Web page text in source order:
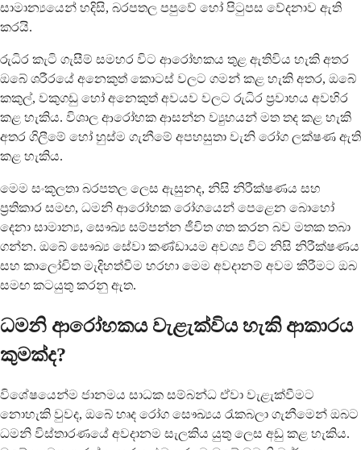
සාමාන්‍යයෙන් හදිසි, බරපතල පපුවේ හෝ පිටුපස වේදනාව ඇති
කරයි.
රුධිර කැටි ගැසීම් සමහර විට ආරෝහකය තුළ ඇතිවිය හැකි අතර
ඔබේ ශරීරයේ අනෙකුත් කොටස් වලට ගමන් කළ හැකි අතර, ඔබේ
කකුල්, වකුගඩු හෝ අනෙකුත් අවයව වලට රුධිර ප්‍රවාහය අවහිර
කළ හැකිය. විශාල ආරෝහක ආසන්න ව්‍යුහයන් මත තද කළ හැකි
අතර ගිලීමේ හෝ හුස්ම ගැනීමේ අපහසුතා වැනි රෝග ලක්ෂණ ඇති
කළ හැකිය.
මෙම සංකූලතා බරපතල ලෙස ඇසුනද, නිසි නිරීක්ෂණය සහ
ප්‍රතිකාර සමඟ, ධමනි ආරෝහක රෝගයෙන් පෙළෙන බොහෝ
දෙනා සාමාන්‍ය, සෞඛ්‍ය සම්පන්න ජීවිත ගත කරන බව මතක තබා
ගන්න. ඔබේ සෞඛ්‍ය සේවා කණ්ඩායම අවශ්‍ය විට නිසි නිරීක්ෂණය
සහ කාලෝචිත මැදිහත්වීම හරහා මෙම අවදානම් අවම කිරීමට ඔබ
සමඟ කටයුතු කරනු ඇත.
ධමනි ආරෝහකය වැළැක්විය හැකි ආකාරය
කුමක්ද?
විශේෂයෙන්ම ජානමය සාධක සම්බන්ධ ඒවා වැළැක්වීමට
නොහැකි වුවද, ඔබේ හෘද රෝග සෞඛ්‍යය රැකබලා ගැනීමෙන් ඔබට
ධමනි විස්තාරණයේ අවදානම සැලකිය යුතු ලෙස අඩු කළ හැකිය.